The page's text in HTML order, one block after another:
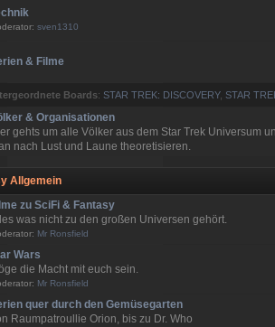
sven1310
& Filme
Boards:STAR TREK: DISCOVERY,STAR
& Organisationen
gehts um alle Völker aus dem Star Trek Universum
nach Lust und Laune theoretisieren.
Allgemein
zu SciFi & Fantasy
was nicht zu den großen Universen gehört.
Mr Ronsfield
Wars
die Macht mit euch sein.
Mr Ronsfield
quer durch den Gemüsegarten
Raumpatroullie Orion, bis zu Dr. Who